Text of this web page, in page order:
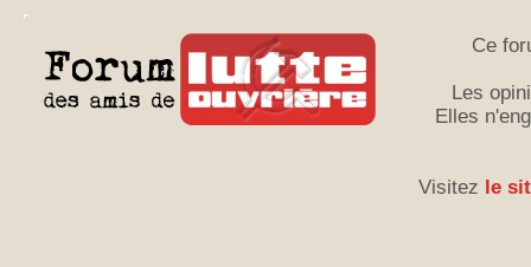
Ce
Les
Elles
Visitez le